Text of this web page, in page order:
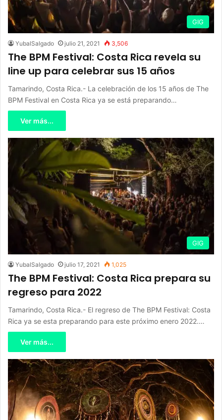
GIG
YubalSalgado julio 21, 2021 3,506
The BPM Festival: Costa Rica revela su
line up para celebrar sus 15 años
Tamarindo, Costa Rica.- La celebración de los 15 años de The
BPM Festival en Costa Rica ya se está preparando…
Ver más...
GIG
YubalSalgado julio 17, 2021 1,025
The BPM Festival: Costa Rica prepara su
regreso para 2022
Tamarindo, Costa Rica.- El regreso de The BPM Festival: Costa
Rica ya se esta preparando para este próximo enero 2022.…
Ver más...